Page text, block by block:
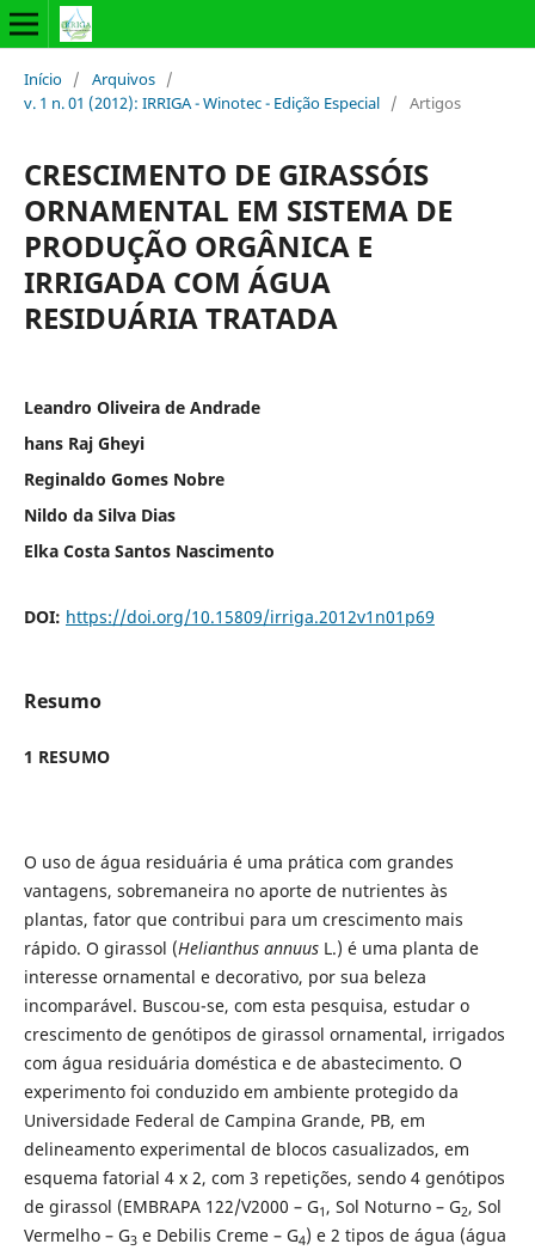
Início / Arquivos /
v. 1 n. 01 (2012): IRRIGA - Winotec - Edição Especial / Artigos
CRESCIMENTO DE GIRASSÓIS
ORNAMENTAL EM SISTEMA DE
PRODUÇÃO ORGÂNICA E
IRRIGADA COM ÁGUA
RESIDUÁRIA TRATADA
Leandro Oliveira de Andrade
hans Raj Gheyi
Reginaldo Gomes Nobre
Nildo da Silva Dias
Elka Costa Santos Nascimento
DOI: https://doi.org/10.15809/irriga.2012v1n01p69
Resumo
1 RESUMO
O uso de água residuária é uma prática com grandes
vantagens, sobremaneira no aporte de nutrientes às
plantas, fator que contribui para um crescimento mais
rápido. O girassol (Helianthus annuusL.) é uma planta de
interesse ornamental e decorativo, por sua beleza
incomparável. Buscou-se, com esta pesquisa, estudar o
crescimento de genótipos de girassol ornamental, irrigados
com água residuária doméstica e de abastecimento. O
experimento foi conduzido em ambiente protegido da
Universidade Federal de Campina Grande, PB, em
delineamento experimental de blocos casualizados, em
esquema fatorial 4 x 2, com 3 repetições, sendo 4 genótipos
de girassol (EMBRAPA 122/V2000 – G1 , Sol Noturno – G2, Sol
Vermelho – G3 e Debilis Creme – G4) e 2 tipos de água (água